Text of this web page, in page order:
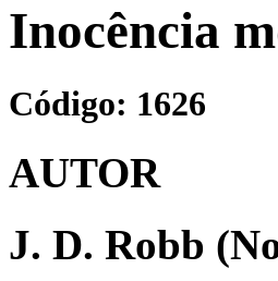
Inocência
Código: 1626
AUTOR
J. D. Robb